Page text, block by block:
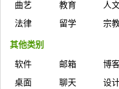
曲艺
教育 人
法律
留学 宗
其他类别
软件 邮箱 博
桌面
聊天 设